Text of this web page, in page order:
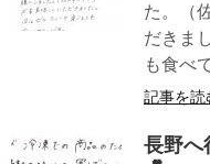
た。（
だきま
も食
記事を読
長野へ